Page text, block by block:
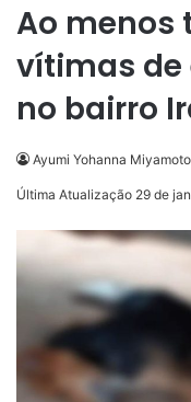
Ao menos
vítimas
no bairro
Ayumi Yohanna Miyamoto
Última Atualização 29 de